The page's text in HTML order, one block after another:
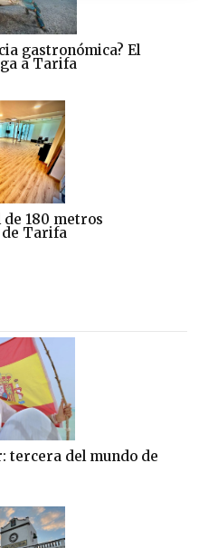
gastronómica? El
a Tarifa
de 180 metros
de Tarifa
tercera del mundo de